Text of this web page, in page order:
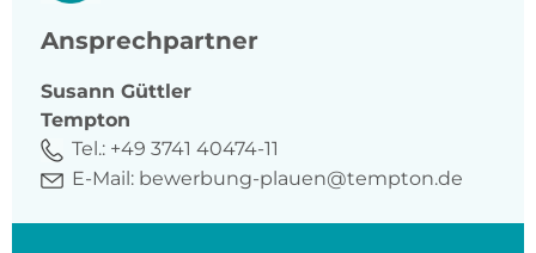
Ansprechpartner
Susann Güttler
Tempton
Tel.: +49 3741 40474-11
E-Mail: bewerbung-plauen@tempton.de